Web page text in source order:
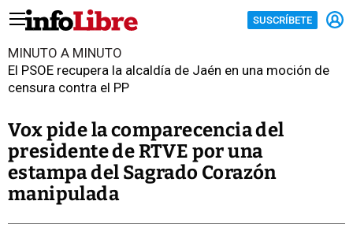
SUSCRÍBETE
MINUTO A MINUTO
El PSOE recupera la alcaldía de Jaén en una moción de
censura contra el PP
Vox pide la comparecencia del
presidente de RTVE por una
estampa del Sagrado Corazón
manipulada